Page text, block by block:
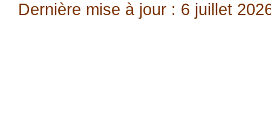
Dernière mise à jour : 6 juillet